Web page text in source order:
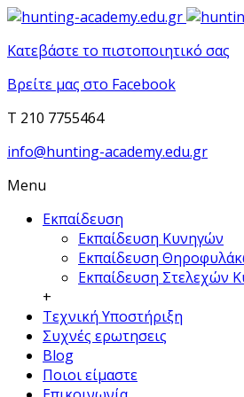
Κατεβάστε το πιστοποιητικό σας
Βρείτε μας στο Facebook
T 210 7755464
info@hunting-academy.edu.gr
Menu
Εκπαίδευση
Εκπαίδευση Κυνηγών
Εκπαίδευση
Εκπαίδευση Στελεχών
+
Τεχνική Υποστήριξη
Συχνές ερωτησεις
Blog
Ποιοι είμαστε